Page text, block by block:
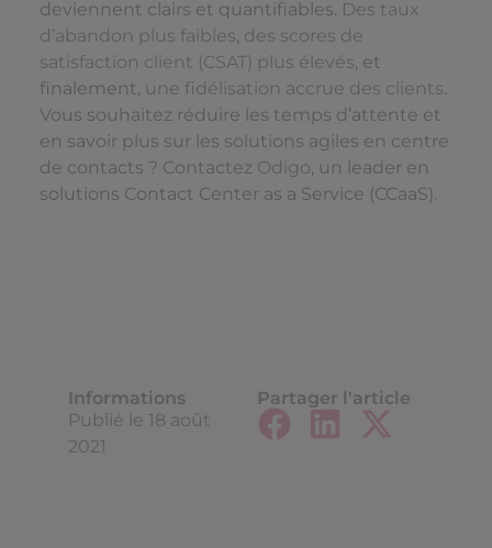
deviennent clairs et quantifiables. Des taux
d’abandon plus faibles, des scores de
satisfaction client (CSAT) plus élevés, et
finalement, une fidélisation accrue des clients.
Vous souhaitez réduire les temps d’attente et
en savoir plus sur les solutions agiles en centre
de contacts ? Contactez Odigo, un leader en
solutions Contact Center as a Service (CCaaS).
Informations
Publié le 18 août
2021
Partager l'article